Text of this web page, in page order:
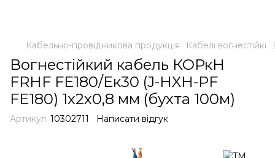
Кабельно-провідникова продукція Кабелі вогнестійкі
Вогнестійкий кабель КОРкН
FRHF FE180/Ек30 (J-HXH-PF
FE180) 1х2х0,8 мм (бухта 100м)
Артикул: 10302711 Написати відгук